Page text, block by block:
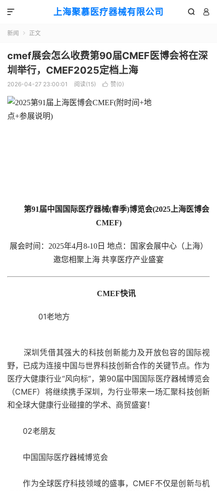
上海聚慕医疗器械有限公司  

新闻  正文
cmef展会怎么收费第90届CMEF医博会将在深
圳举行，CMEF2025定档上海
2026-04-27 23:00:01 阅读(15)  赞(0)
第91届中国国际医疗器械(春季)博览会(2025上海医博会
CMEF)
展会时间：2025年4月8-10日 地点：国家会展中心（上海）
邀您相聚上海 共享医疗产业盛宴
CMEF快讯
01老地方
深圳凭借其强大的科技创新能力及开放包容的国际视
野，已成为连接中国与世界科技创新合作的关键节点。作为
医疗大健康行业“风向标”，第90届中国国际医疗器械博览会
（CMEF）将继续携手深圳，为行业带来一场汇聚科技创新
和全球大健康行业碰撞的学术、商贸盛宴！
02老朋友
中国国际医疗器械博览会
作为全球医疗科技领域的盛事，CMEF不仅是创新与机